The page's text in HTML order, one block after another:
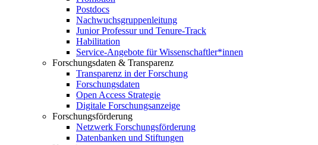
Postdocs
Nachwuchsgruppenleitung
Junior Professur und Tenure-Track
Habilitation
Service-Angebote für Wissenschaftler*innen
Forschungsdaten & Transparenz
Transparenz in der Forschung
Forschungsdaten
Open Access Strategie
Digitale Forschungsanzeige
Forschungsförderung
Netzwerk Forschungsförderung
Datenbanken und Stiftungen